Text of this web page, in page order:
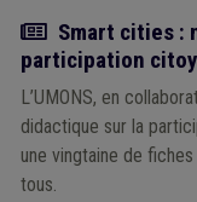
Actualité
Smart cities :
participation
L’UMONS, en
didactique sur la
une vingtaine de
tous.